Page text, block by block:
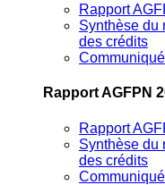
Rapport
Synthèse du
des crédits
Rapport AGFPN
Rapport
Synthèse du
des crédits